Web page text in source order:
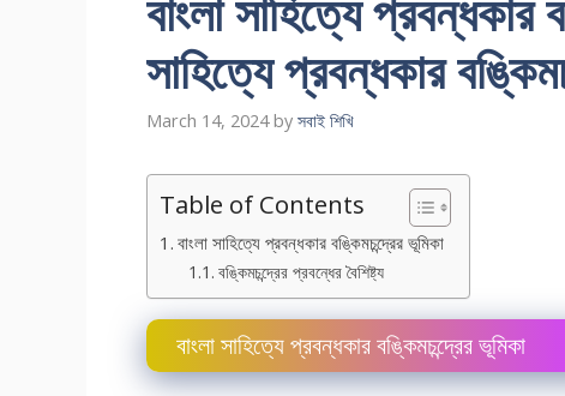
সাহিত্যে প্রবন্ধকার
March 14, 2024 by সবাই শিখি
Table of Contents
বাংলা সাহিত্যে প্রবন্ধকার বঙ্কিমচন্দ্রের ভূমিকা
বঙ্কিমচন্দ্রের প্রবন্ধের বৈশিষ্ট্য
বাংলা সাহিত্যে প্রবন্ধকার বঙ্কিমচন্দ্রের ভূমিকা